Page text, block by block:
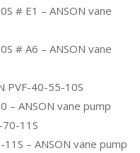
# E1 – ANSON vane
# A6 – ANSON vane
PVF-40-55-10S
– ANSON vane pump
11S
– ANSON vane pump